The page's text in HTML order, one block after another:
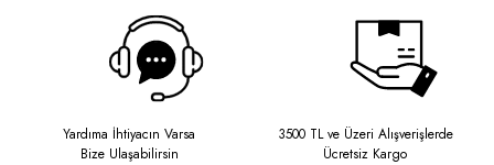
Yardıma İhtiyacın Varsa
Bize Ulaşabilirsin
3500 TL ve Üzeri Alışverişlerde
Ücretsiz Kargo